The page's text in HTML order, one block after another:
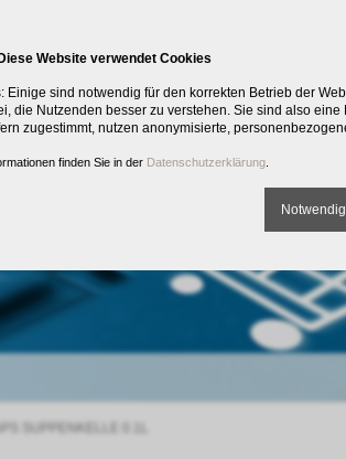
Diese Website verwendet Cookies
sind notwendig für den korrekten Betrieb der
die Nutzenden besser zu verstehen. Sie sind also
zugestimmt, nutzen anonymisierte,
finden Sie in der Datenschutzerklärung